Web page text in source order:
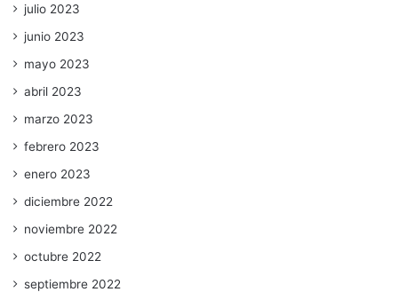
julio 2023
junio 2023
mayo 2023
abril 2023
marzo 2023
febrero 2023
enero 2023
diciembre 2022
noviembre 2022
octubre 2022
septiembre 2022